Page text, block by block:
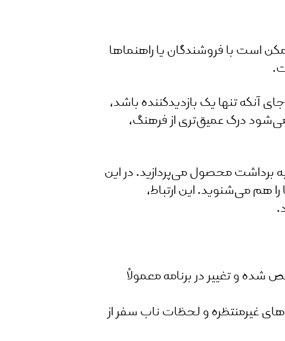
است با فروشندگان یا راهنماها
آنکه تنها یک بازدیدکننده باشد،
درک عمیق‌تری از فرهنگ،
برداشت محصول می‌پردازید. در این
هم می‌شنوید. این ارتباط،
و تغییر در برنامه معمولاً
غیرمنتظره و لحظات ناب سفر از